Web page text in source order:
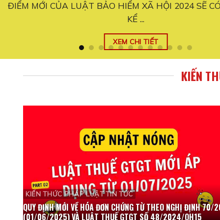
Quy định mới đối với hộ kinh doanh từ ngày 01/06/
thay đổi ...
XEM CHI TIẾT
KIẾN
KIẾN THỨC PHÁP LUẬT TIN TỨC
QUY ĐỊNH MỚI VỀ HÓA ĐƠN CHỨNG TỪ THEO NGHỊ ĐỊNH 70/
(01/06/2025) VÀ LUẬT THUẾ GTGT SỐ 48/2024/QH15